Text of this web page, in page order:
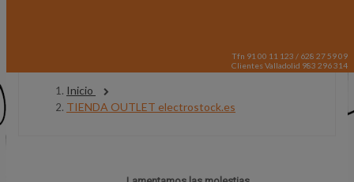
Tfn 91 00 11 123 / 628 27 59 09
Clientes Valladolid 983 296 314
Inicio
TIENDA OUTLET electrostock.es